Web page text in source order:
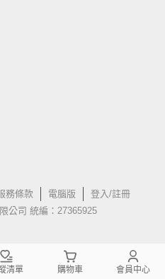
務條款 電腦版
登入/註冊
公司 統編：27365925
清單 購物車 會員中心